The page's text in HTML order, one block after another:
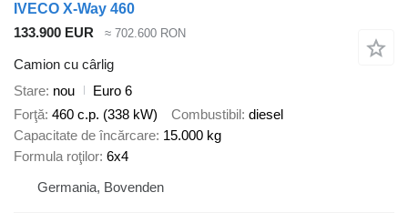
IVECO X-Way 460
133.900 EUR
≈ 702.600 RON
Camion cu cârlig
Stare nou
Euro 6
Forţă 460 c.p. (338 kW) Combustibil diesel
Capacitate de încărcare 15.000 kg
Formula roţilor 6x4
Germania, Bovenden